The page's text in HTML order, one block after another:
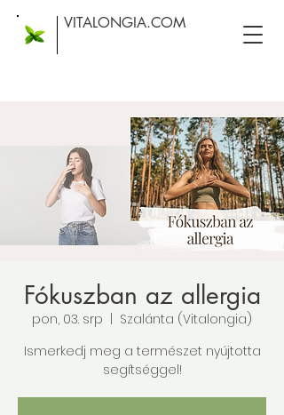
VITALONGIA.COM
Fókuszban az allergia
pon, 03. srp
Szalánta (Vitalongia)
Ismerkedj meg a természet nyújtotta
segítséggel!